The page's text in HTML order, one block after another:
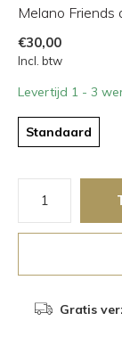
Melano Friends
€30,00
Incl. btw
Levertijd 1 - 3
Standaard
Gratis